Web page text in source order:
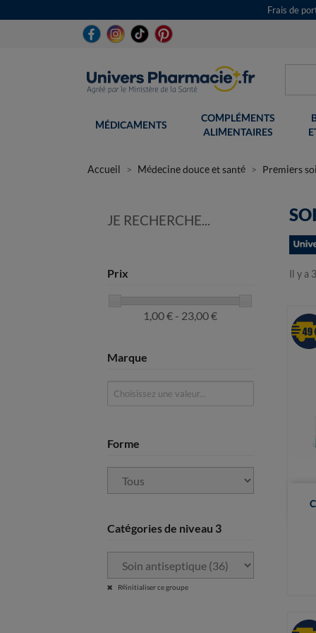
Frais de
MÉDICAMENTS
COMPLÉMENTS
ALIMENTAIRES
Accueil Médecine douce et santé Premiers
JE RECHERCHE...
Prix
1,00 € - 23,00 €
Marque
Forme
Catégories de niveau 3
Réinitialiser ce groupe
Il y a